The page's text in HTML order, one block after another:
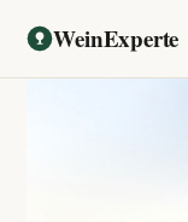
WeinExperte